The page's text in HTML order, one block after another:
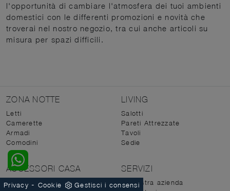
l'opportunità di cambiare l'atmosfera dei tuoi ambienti
domestici con le differenti promozioni e novità che
troverai nel nostro negozio, tra cui anche articoli su
misura per spazi difficili.
ZONA NOTTE
Letti
Camerette
Armadi
Comodini
LIVING
Salotti
Pareti Attrezzate
Tavoli
Sedie
ACCESSORI CASA
Porte per interni
SERVIZI
La nostra azienda
Privacy - Cookie Gestisci i consensi